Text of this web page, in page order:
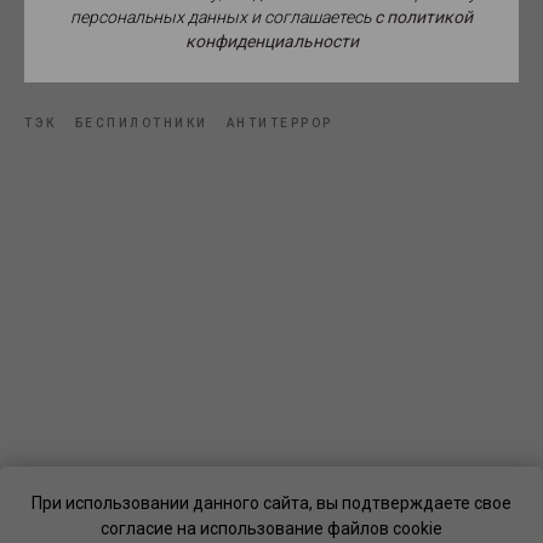
При использовании данного сайта, вы подтверждаете свое
согласие на использование файлов cookie
ТЭК БЕСПИЛОТНИКИ АНТИТЕРРОР
персональных данных и соглашаетесьc политикой
конфиденциальности